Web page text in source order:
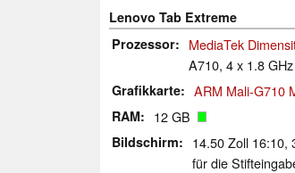
Lenovo Tab Extreme
Prozessor
MediaTek
A710, 4 x 1.8
Grafikkarte ARM Mali-G710
RAM 12 GB
Bildschirm
14.50 Zoll 16:10,
für die